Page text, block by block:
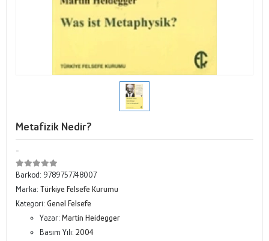
Metafizik Nedir?
-
Barkod: 9789757748007
Marka: Türkiye Felsefe Kurumu
Kategori: Genel Felsefe
Yazar: Martin Heidegger
Basım Yılı: 2004